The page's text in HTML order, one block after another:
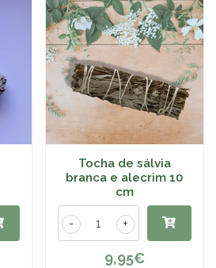
Tocha de sálvia
branca e alecrim 10
cm
+
-
9,95€